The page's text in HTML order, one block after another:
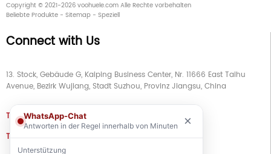
Copyright © 2021-2026 voohuele.com Alle Rechte vorbehalten
Beliebte Produkte - Sitemap - Speziell
Connect with Us
13. Stock, Gebäude G, Kaiping Business Center, Nr. 11666 East Taihu
Avenue, Bezirk Wujiang, Stadt Suzhou, Provinz Jiangsu, China
TEL +86 133 5804 1040 (WhatsApp)
TEL +86 180 2130 1136 / +86 133 3865 5578
WhatsApp-Chat
Antworten in der Regel innerhalb von Minuten ×
Unterstützung